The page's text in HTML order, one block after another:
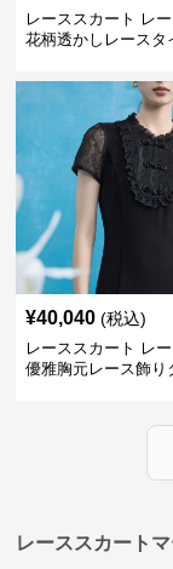
レーススカート レ
花柄透かしレースタ
¥40,040 (税込)
レーススカート レ
優雅胸元レース飾り
レーススカート